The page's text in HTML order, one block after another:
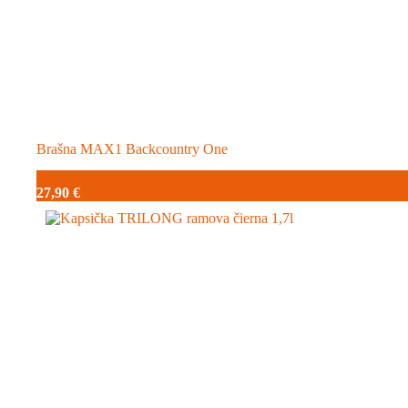
Brašna MAX1 Backcountry One
27,90 €